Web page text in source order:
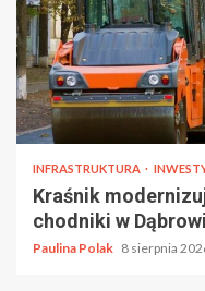
INFRASTRUKTURA
Kraśnik
chodniki w
Paulina Polak 8 sierpnia